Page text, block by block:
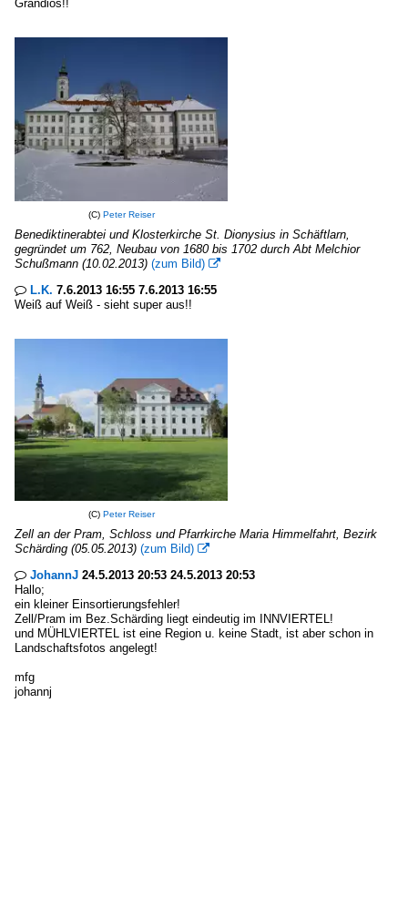
Grandios!!
(C) Peter Reiser
Benediktinerabtei und Klosterkirche St. Dionysius in Schäftlarn,
gegründet um 762, Neubau von 1680 bis 1702 durch Abt Melchior
Schußmann (10.02.2013) (zum Bild) 
 L.K. 7.6.2013 16:55 7.6.2013 16:55
Weiß auf Weiß - sieht super aus!!
(C) Peter Reiser
Zell an der Pram, Schloss und Pfarrkirche Maria Himmelfahrt, Bezirk
Schärding (05.05.2013) (zum Bild) 
 JohannJ 24.5.2013 20:53 24.5.2013 20:53
Hallo;
ein kleiner Einsortierungsfehler!
Zell/Pram im Bez.Schärding liegt eindeutig im INNVIERTEL!
und MÜHLVIERTEL ist eine Region u. keine Stadt, ist aber schon in
Landschaftsfotos angelegt!
mfg
johannj